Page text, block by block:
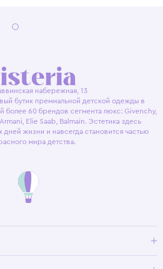
набережная, 13
бутик премиальной детской одежды в
более 60 брендов сегмента люкс: Givenchy,
Elie Saab, Balmain. Эстетика здесь
жизни и навсегда становится частью
мира детства.